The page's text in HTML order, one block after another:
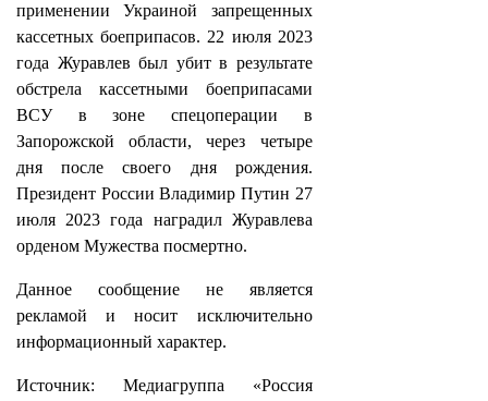
применении Украиной запрещенных
кассетных боеприпасов. 22 июля 2023
года Журавлев был убит в результате
обстрела кассетными боеприпасами
ВСУ в зоне спецоперации в
Запорожской области, через четыре
дня после своего дня рождения.
Президент России Владимир Путин 27
июля 2023 года наградил Журавлева
орденом Мужества посмертно.
Данное сообщение не является
рекламой и носит исключительно
информационный характер.
Источник: Медиагруппа «Россия